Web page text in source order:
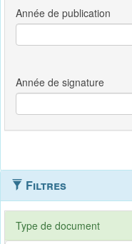
Filtres
Type de document